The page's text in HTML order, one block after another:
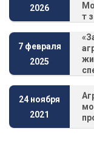
2026
т
7 февраля
2025
24 ноября
2021